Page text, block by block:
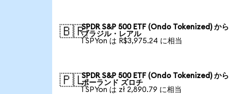
🇧🇷SPDR S&P 500 ETF (Ondo Tokenized) から
ブラジル・レアル
1 SPYon は R$3,975.24 に相当
🇵🇱SPDR S&P 500 ETF (Ondo Tokenized) から
ポーランド ズロチ
1 SPYon は zł 2,890.79 に相当